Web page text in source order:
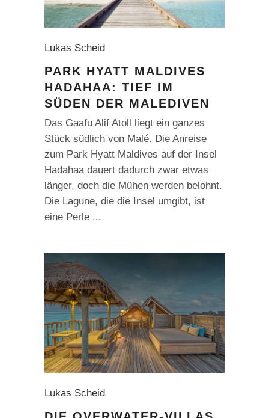
Lukas Scheid
PARK HYATT MALDIVES
HADAHAA: TIEF IM
SÜDEN DER MALEDIVEN
Das Gaafu Alif Atoll liegt ein ganzes
Stück südlich von Malé. Die Anreise
zum Park Hyatt Maldives auf der Insel
Hadahaa dauert dadurch zwar etwas
länger, doch die Mühen werden belohnt.
Die Lagune, die die Insel umgibt, ist
eine Perle
Lukas Scheid